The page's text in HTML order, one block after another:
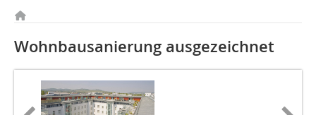
Wohnbausanierung ausgezeichnet